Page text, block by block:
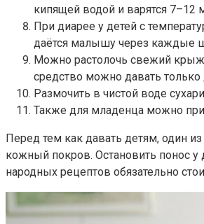
кипящей водой и варятся 7–12
При диарее у детей с
даётся малышу через каждые
Можно растолочь свежий
средство можно давать только
Размочить в чистой воде
Также для младенца можно
Перед тем как давать детям, один
кожный покров. Остановить понос
народных рецептов обязательно